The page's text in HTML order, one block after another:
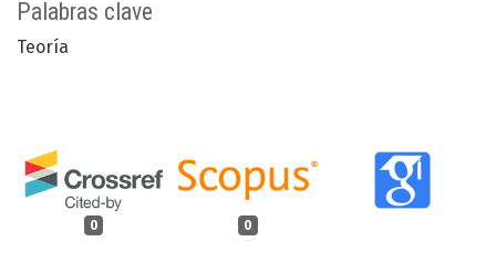
Palabras clave
Teoría
0 0